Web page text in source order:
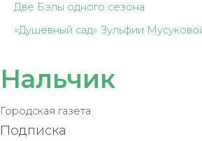
Две Бэлы одного сезона
«Душевный сад» Зульфии
Нальчик
Городская газета
Подписка